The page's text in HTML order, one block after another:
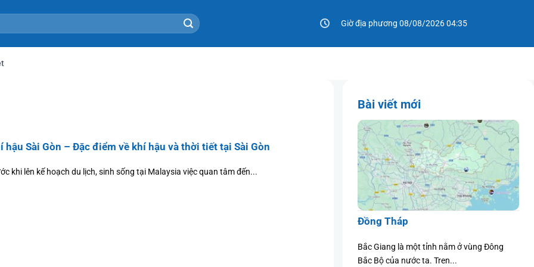
Giờ địa phương 08/08/2026 04:35
hậu Sài Gòn – Đặc điểm về khí hậu và thời tiết tại Sài Gòn
khi lên kế hoạch du lịch, sinh sống tại Malaysia việc quan tâm đến...
Bài viết mới
Đồng Tháp
Bắc Giang là một tỉnh nằm ở vùng Đông
Bắc Bộ của nước ta. Tren...